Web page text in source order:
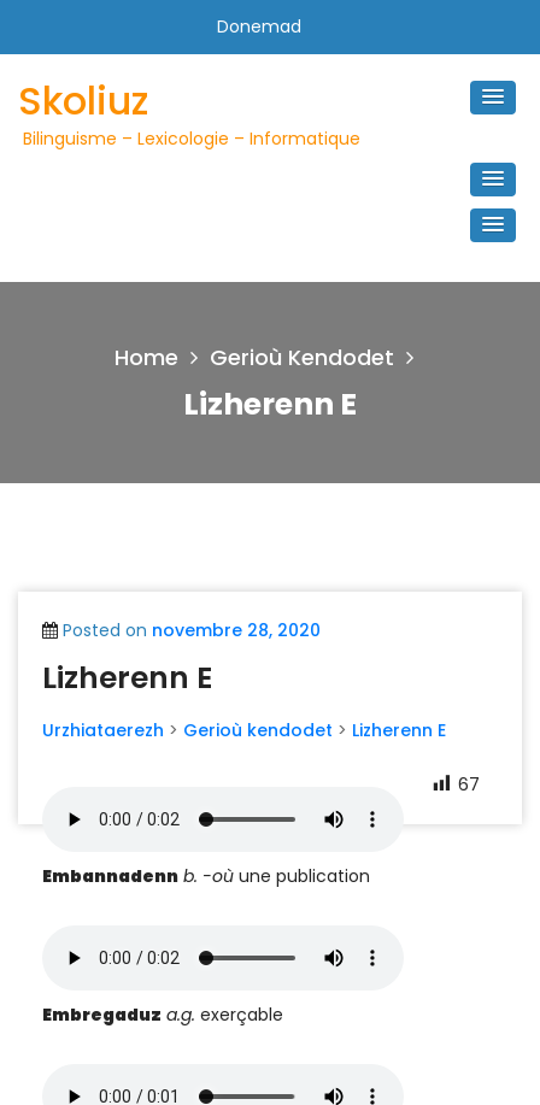
Donemad
Skoliuz
Bilinguisme – Lexicologie – Informatique
Home Gerioù Kendodet
Lizherenn E
Posted on novembre 28, 2020
Lizherenn E
Urzhiataerezh > Gerioù kendodet > Lizherenn E
Embannadenn b. -où une publication
Embregaduz a.g. exerçable
67